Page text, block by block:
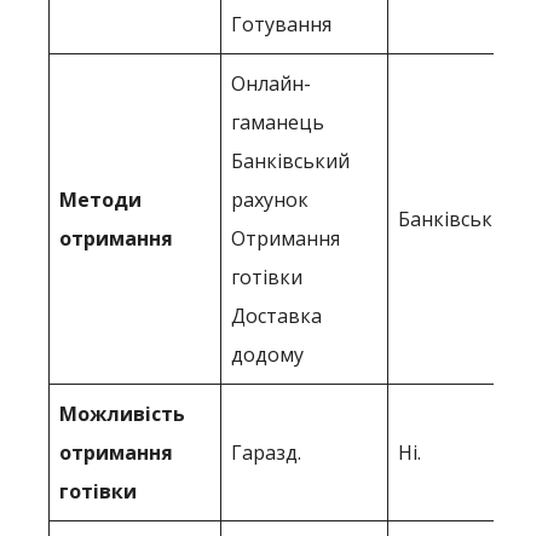
Готування
Методи
отримання
Онлайн-
гаманець
Банківський
рахунок
Отримання
готівки
Доставка
додому
Банківський
Можливість
отримання
готівки
Гаразд. Ні.